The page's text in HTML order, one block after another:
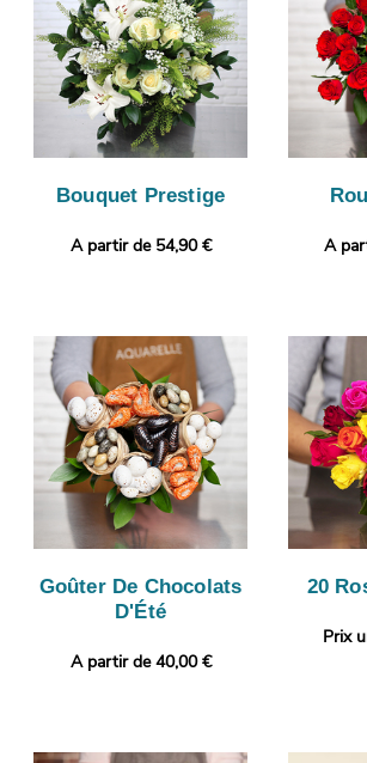
Bouquet Prestige
A partir de 54,90 € A
Goûter De Chocolats
D'Été
A partir de 40,00 €
20
Prix